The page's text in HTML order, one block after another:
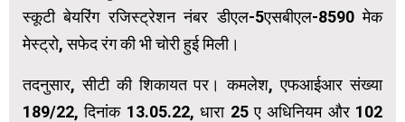
स्कूटी बेयरिंग रजिस्ट्रेशन नंबर डीएल-5एसबीएल-8590 मेक
मेस्ट्रो, सफेद रंग की भी चोरी हुई मिली।
तदनुसार, सीटी की शिकायत पर। कमलेश, एफआईआर संख्या
189/22, दिनांक 13.05.22, धारा 25 ए ​​अधिनियम और 102